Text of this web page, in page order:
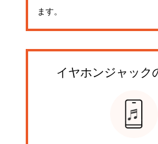
ます。
イヤホンジャック